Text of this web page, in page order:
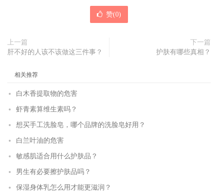
赞(0)
上一篇
肝不好的人该不该做这三件事？
下一篇
护肤有哪些真相？
相关推荐
白木香提取物的危害
虾青素算维生素吗？
想买手工洗脸皂，哪个品牌的洗脸皂好用？
白兰叶油的危害
敏感肌适合用什么护肤品？
男生有必要擦护肤品吗？
保湿身体乳怎么用才能更滋润？